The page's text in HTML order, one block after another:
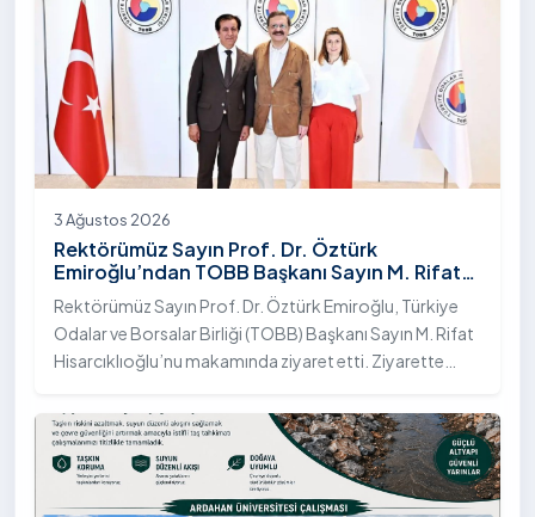
ekranlarında yayımlanan "Genç Vizyon" programına
canlı yayın konuğu olarak katıldı.
3 Ağustos 2026
Rektörümüz Sayın Prof. Dr. Öztürk
Emiroğlu’ndan TOBB Başkanı Sayın M. Rifat
Hisarcıklıoğlu’na Ziyaret
Rektörümüz Sayın Prof. Dr. Öztürk Emiroğlu, Türkiye
Odalar ve Borsalar Birliği (TOBB) Başkanı Sayın M. Rifat
Hisarcıklıoğlu’nu makamında ziyaret etti. Ziyarette
Emiroğlu Hanımefendi eşlik etti.